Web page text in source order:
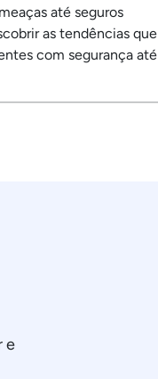
até seguros
as tendências que
com segurança até
e